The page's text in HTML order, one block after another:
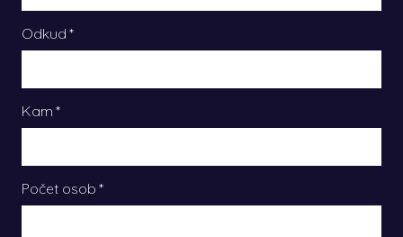
Odkud *
Kam *
Počet osob *